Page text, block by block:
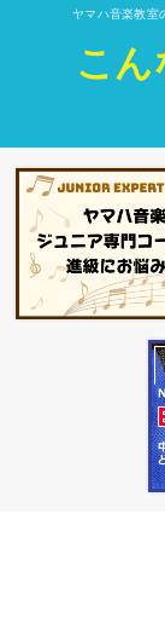
ヤマハ音楽教室
こん